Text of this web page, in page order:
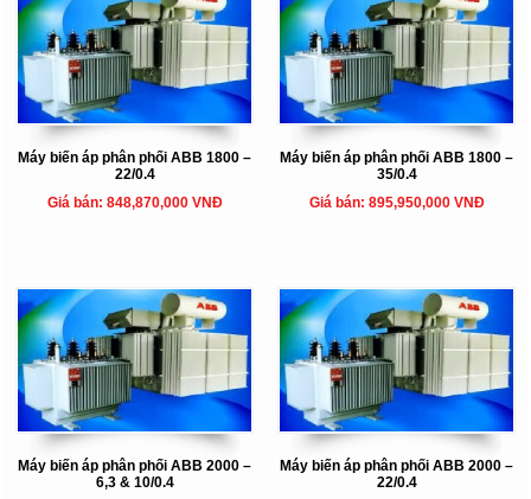
Máy biến áp phân phối ABB 1800 –
22/0.4
Giá bán: 848,870,000 VNĐ
Máy biến áp phân phối ABB 1800 –
35/0.4
Giá bán: 895,950,000 VNĐ
Máy biến áp phân phối ABB 2000 –
6,3 & 10/0.4
Máy biến áp phân phối ABB 2000 –
22/0.4